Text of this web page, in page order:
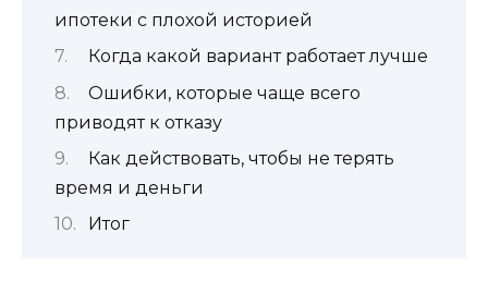
ипотеки с плохой историей
Когда какой вариант работает лучше
Ошибки, которые чаще всего
приводят к отказу
Как действовать, чтобы не терять
время и деньги
Итог